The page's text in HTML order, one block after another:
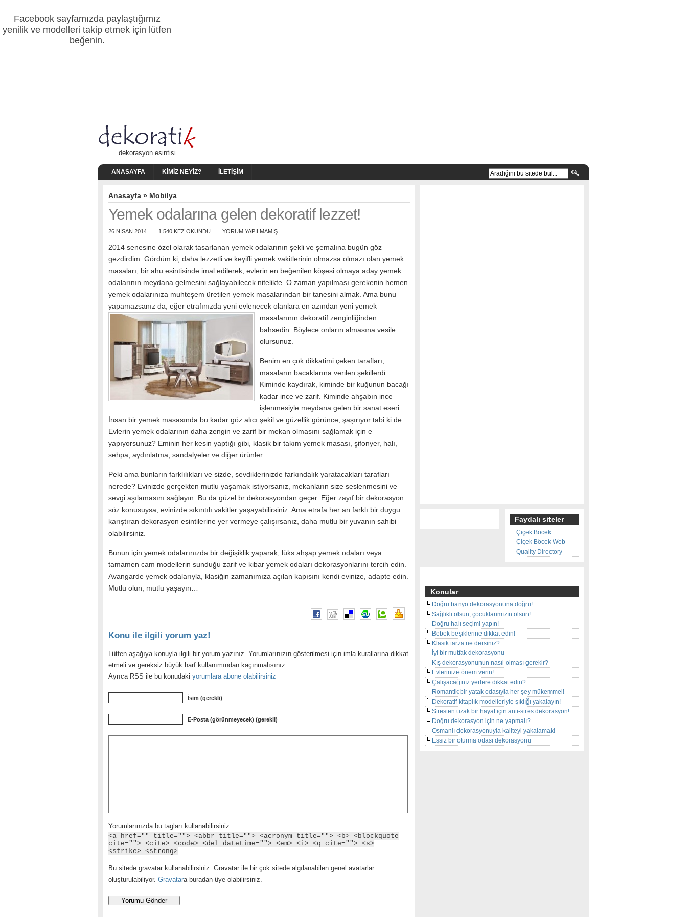
Facebook sayfamızda paylaştığımız
yenilik ve modelleri takip etmek için lütfen
beğenin.
dekorasyon esintisi
ANASAYFA KIMIZ NEYIZ? İLETIŞIM
Anasayfa » Mobilya
Yemek odalarına gelen dekoratif lezzet!
26 NISAN 2014 1.540 KEZ OKUNDU YORUM YAPILMAMIŞ
2014 senesine özel olarak tasarlanan yemek odalarının şekli ve şemalına bugün göz
gezdirdim. Gördüm ki, daha lezzetli ve keyifli yemek vakitlerinin olmazsa olmazı olan yemek
masaları, bir ahu esintisinde imal edilerek, evlerin en beğenilen köşesi olmaya aday yemek
odalarının meydana gelmesini sağlayabilecek nitelikte. O zaman yapılması gerekenin hemen
yemek odalarınıza muhteşem üretilen yemek masalarından bir tanesini almak. Ama bunu
yapamazsanız da, eğer etrafınızda yeni evlenecek olanlara en azından yeni yemek
masalarının dekoratif zenginliğinden
bahsedin. Böylece onların almasına vesile
olursunuz.
Benim en çok dikkatimi çeken tarafları,
masaların bacaklarına verilen şekillerdi.
Kiminde kaydırak, kiminde bir kuğunun bacağı
kadar ince ve zarif. Kiminde ahşabın ince
işlenmesiyle meydana gelen bir sanat eseri.
İnsan bir yemek masasında bu kadar göz alıcı şekil ve güzellik görünce, şaşırıyor tabi ki de.
Evlerin yemek odalarının daha zengin ve zarif bir mekan olmasını sağlamak için e
yapıyorsunuz? Eminin her kesin yaptığı gibi, klasik bir takım yemek masası, şifonyer, halı,
sehpa, aydınlatma, sandalyeler ve diğer ürünler….
Peki ama bunların farklılıkları ve sizde, sevdiklerinizde farkındalık yaratacakları tarafları
nerede? Evinizde gerçekten mutlu yaşamak istiyorsanız, mekanların size seslenmesini ve
sevgi aşılamasını sağlayın. Bu da güzel br dekorasyondan geçer. Eğer zayıf bir dekorasyon
söz konusuysa, evinizde sıkıntılı vakitler yaşayabilirsiniz. Ama etrafa her an farklı bir duygu
karıştıran dekorasyon esintilerine yer vermeye çalışırsanız, daha mutlu bir yuvanın sahibi
olabilirsiniz.
Bunun için yemek odalarınızda bir değişiklik yaparak, lüks ahşap yemek odaları veya
tamamen cam modellerin sunduğu zarif ve kibar yemek odaları dekorasyonlarını tercih edin.
Avangarde yemek odalarıyla, klasiğin zamanımıza açılan kapısını kendi evinize, adapte edin.
Mutlu olun, mutlu yaşayın…
Konu ile ilgili yorum yaz!
Lütfen aşağıya konuyla ilgili bir yorum yazınız. Yorumlarınızın gösterilmesi için imla kurallarına dikkat
etmeli ve gereksiz büyük harf kullanımından kaçınmalısınız.
Ayrıca RSS ile bu konudaki yorumlara abone olabilirsiniz
İsim (gerekli)
E-Posta (görünmeyecek) (gerekli)
Yorumlarınızda bu tagları kullanabilirsiniz:
<a href="" title=""> <abbr title=""> <acronym title=""> <b> <blockquote
cite=""> <cite> <code> <del datetime=""> <em> <i> <q cite=""> <s>
<strike> <strong>
Bu sitede gravatar kullanabilirsiniz. Gravatar ile bir çok sitede algılanabilen genel avatarlar
oluşturulabiliyor. Gravatara buradan üye olabilirsiniz.
Faydalı siteler
Çiçek Böcek
Çiçek Böcek Web
Quality Directory
Konular
Doğru banyo dekorasyonuna doğru!
Sağlıklı olsun, çocuklarımızın olsun!
Doğru halı seçimi yapın!
Bebek beşiklerine dikkat edin!
Klasik tarza ne dersiniz?
İyi bir mutfak dekorasyonu
Kış dekorasyonunun nasıl olması gerekir?
Evlerinize önem verin!
Çalışacağınız yerlere dikkat edin?
Romantik bir yatak odasıyla her şey mükemmel!
Dekoratif kitaplık modelleriyle şıklığı yakalayın!
Stresten uzak bir hayat için anti-stres dekorasyon!
Doğru dekorasyon için ne yapmalı?
Osmanlı dekorasyonuyla kaliteyi yakalamak!
Eşsiz bir oturma odası dekorasyonu